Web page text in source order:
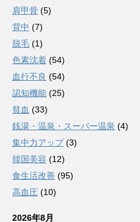
肩甲骨 (5)
背中 (7)
脱毛 (1)
色素沈着 (54)
血行不良 (54)
認知機能 (25)
貧血 (33)
銭湯・温泉・スーパー温泉 (4)
集中力アップ(3)
韓国美容 (12)
食生活改善 (95)
高血圧 (10)
2026年8月